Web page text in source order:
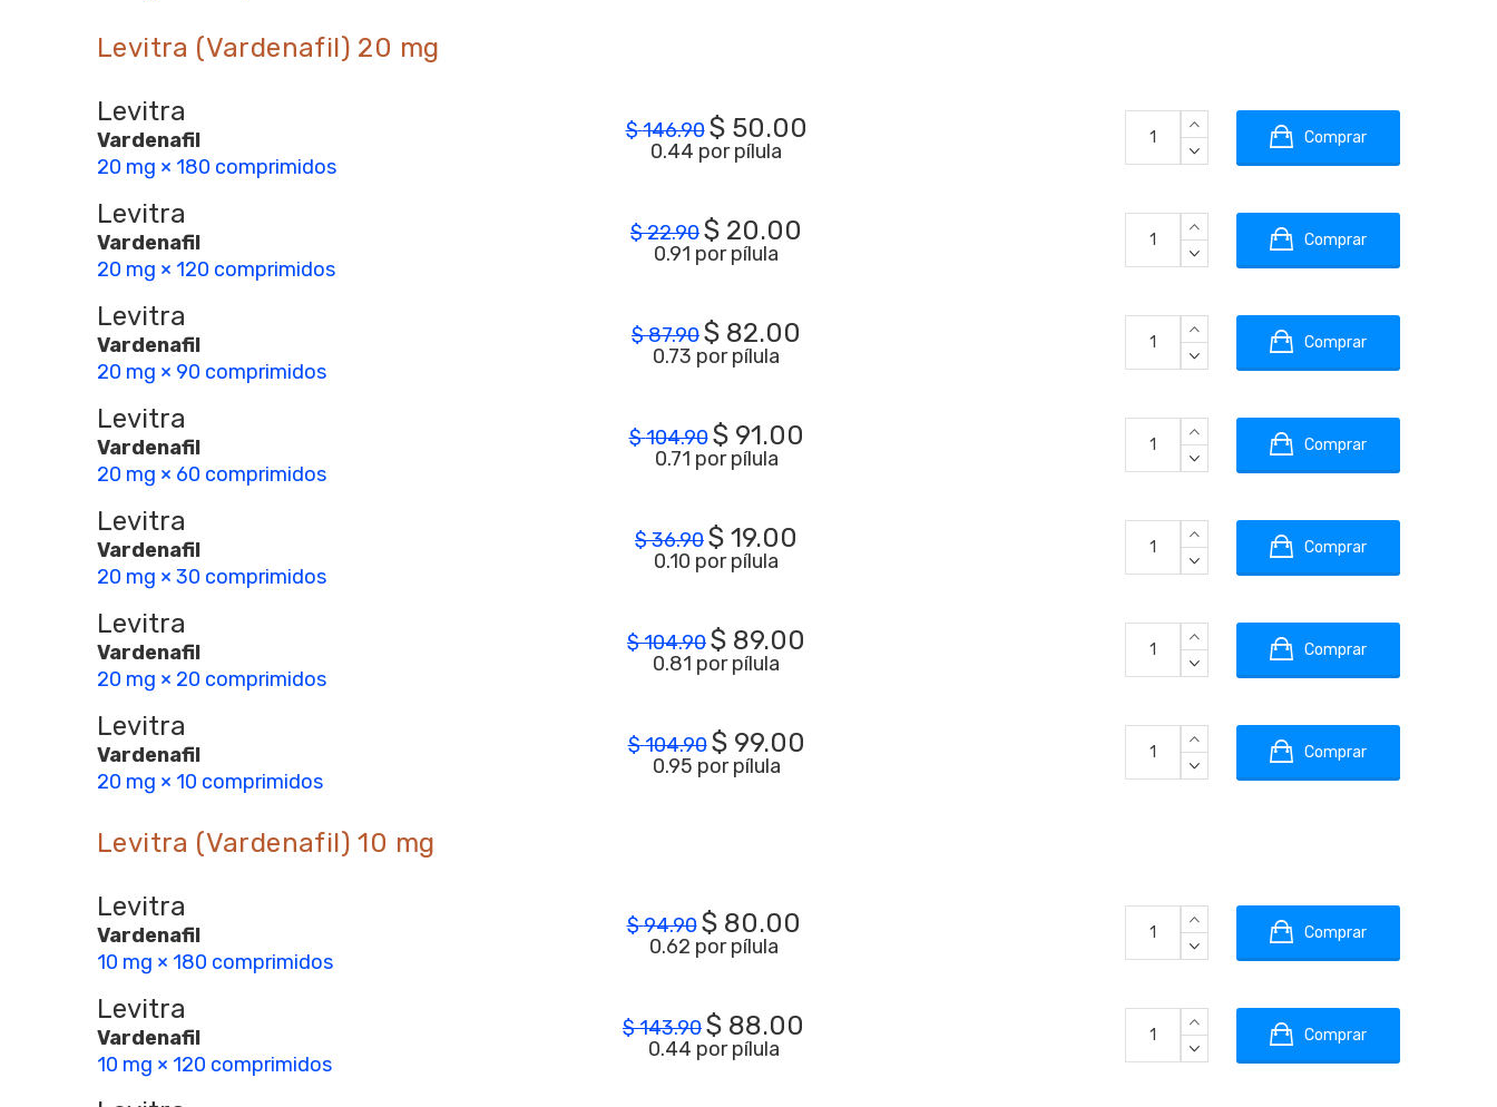
Levitra (Vardenafil) 20 mg
Levitra
Vardenafil
20 mg × 180 comprimidos
$146.90 $ 50.00
0.44 por pílula
Comprar
Levitra
Vardenafil
20 mg × 120 comprimidos
$22.90$ 20.00
0.91 por pílula
Comprar
Levitra
Vardenafil
20 mg × 90 comprimidos
$87.90$ 82.00
0.73 por pílula
Comprar
Levitra
Vardenafil
20 mg × 60 comprimidos
$104.90 $ 91.00
0.71 por pílula
Comprar
Levitra
Vardenafil
20 mg × 30 comprimidos
$36.90$ 19.00
0.10 por pílula
Comprar
Levitra
Vardenafil
20 mg × 20 comprimidos
$104.90$ 89.00
0.81 por pílula
Comprar
Levitra
Vardenafil
20 mg × 10 comprimidos
$104.90 $ 99.00
0.95 por pílula
Comprar
Levitra (Vardenafil) 10 mg
Levitra
Vardenafil
10 mg × 180 comprimidos
$94.90 $ 80.00
0.62 por pílula
Comprar
Levitra
Vardenafil
10 mg × 120 comprimidos
$143.90$ 88.00
0.44 por pílula
Comprar